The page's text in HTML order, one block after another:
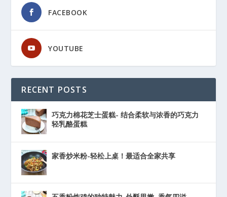
FACEBOOK
YOUTUBE
RECENT POSTS
巧克力棉花芝士蛋糕- 结合柔软与浓香的巧克力
轻乳酪蛋糕
家香炒米粉-轻松上桌！最适合全家共享